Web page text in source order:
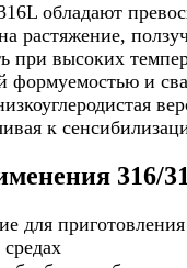
обладают
растяжение,
при высоких
формуемостью и
к
316/
для